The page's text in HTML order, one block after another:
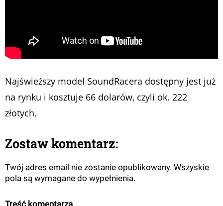
Najświeższy model SoundRacera dostępny jest już
na rynku i kosztuje 66 dolarów, czyli ok. 222
złotych.
Zostaw komentarz:
Twój adres email nie zostanie opublikowany. Wszyskie
pola są wymagane do wypełnienia.